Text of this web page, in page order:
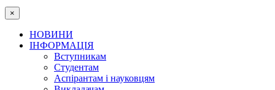
×
НОВИНИ
ІНФОРМАЦІЯ
Вступникам
Студентам
Аспірантам і науковцям